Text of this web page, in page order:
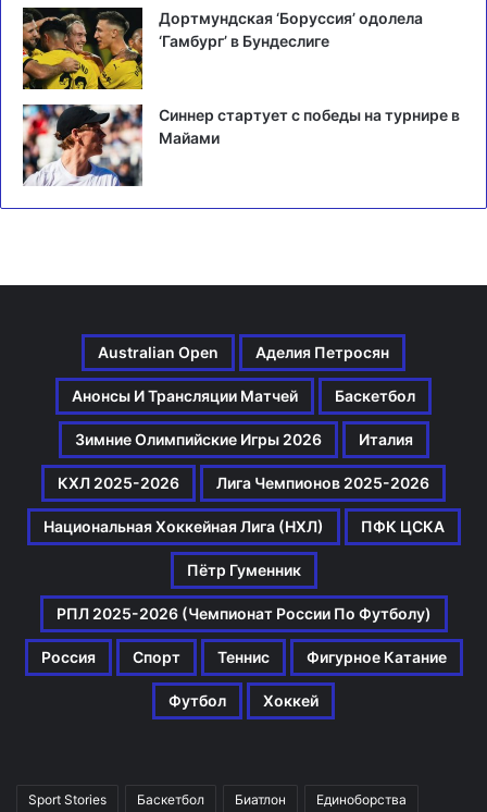
Дортмундская ‘Боруссия’ одолела
‘Гамбург’ в Бундеслиге
Синнер стартует с победы на турнире в
Майами
Australian Open Аделия Петросян
Анонсы И Трансляции Матчей Баскетбол
Зимние Олимпийские Игры 2026 Италия
КХЛ 2025-2026 Лига Чемпионов 2025-2026
Национальная Хоккейная Лига (НХЛ) ПФК ЦСКА
Пётр Гуменник
РПЛ 2025-2026 (Чемпионат России По Футболу)
Россия Спорт Теннис Фигурное Катание
Футбол Хоккей
Sport Stories Баскетбол Биатлон Единоборства